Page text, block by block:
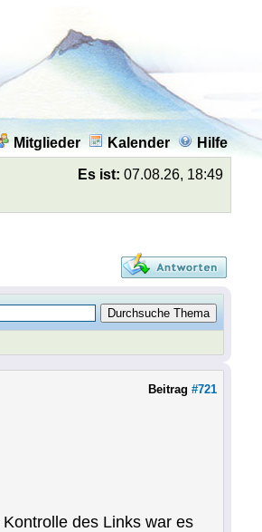
Mitglieder Kalender Hilfe
Es ist: 07.08.26, 18:49
Beitrag #721
des Links war es